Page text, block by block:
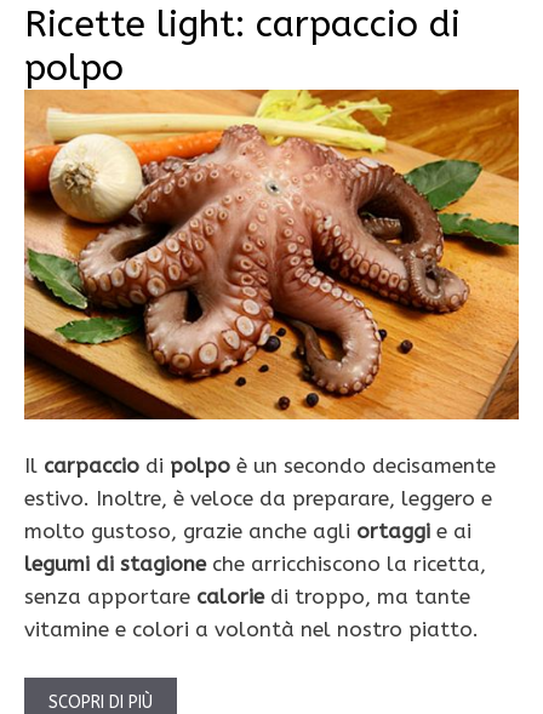
Ricette light: carpaccio di
polpo
Il carpaccio di polpo è un secondo decisamente
estivo. Inoltre, è veloce da preparare, leggero e
molto gustoso, grazie anche agli ortaggi e ai
legumi di stagioneche arricchiscono la ricetta,
senza apportare caloriedi troppo, ma tante
vitamine e colori a volontà nel nostro piatto.
SCOPRI DI PIÙ